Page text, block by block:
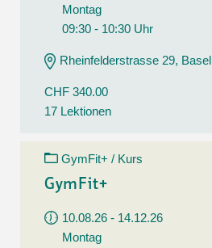
Montag
09:30 - 10:30 Uhr
Rheinfelderstrasse 29, Basel
CHF 340.00
17 Lektionen
GymFit+ / Kurs
GymFit+
10.08.26 - 14.12.26
Montag